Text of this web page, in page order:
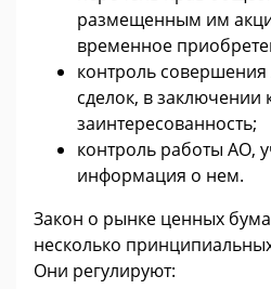
размещенным им
временное
контроль
сделок, в заключении
заинтересованность;
контроль работы АО,
информация о нем.
Закон о рынке ценных
несколько
Они регулируют: